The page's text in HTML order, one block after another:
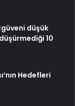
düşük
10
Hedefleri